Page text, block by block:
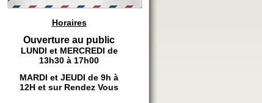
Horaires
Ouverture au public
LUNDI et MERCREDI de
13h30 à 17h00
MARDI et JEUDI de 9h à
12H et sur Rendez Vous